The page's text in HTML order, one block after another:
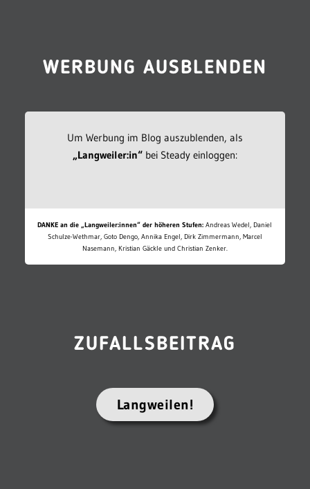
WERBUNG AUSBLENDEN
Um Werbung im Blog auszublenden, als
„Langweiler:in“bei Steady einloggen:
DANKE an die „Langweiler:innen“ der höheren Stufen: Andreas Wedel, Daniel
Schulze-Wethmar, Goto Dengo, Annika Engel, Dirk Zimmermann, Marcel
Nasemann, Kristian Gäckle und Christian Zenker.
ZUFALLSBEITRAG
Langweilen!